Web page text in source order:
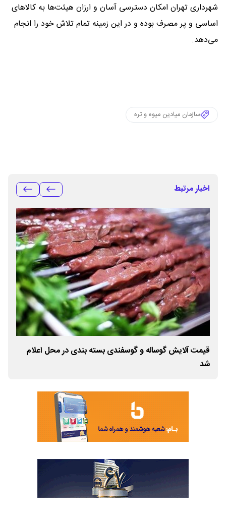
شهرداری تهران امکان دسترسی آسان و ارزان هیئت‌ها به کالاهای
اساسی و پر مصرف بوده و در این زمینه تمام تلاش خود را انجام
می‌دهد.
سازمان میادین میوه و تره
اخبار مرتبط
قیمت آلایش گوساله و گوسفندی بسته بندی در محل اعلام
شد